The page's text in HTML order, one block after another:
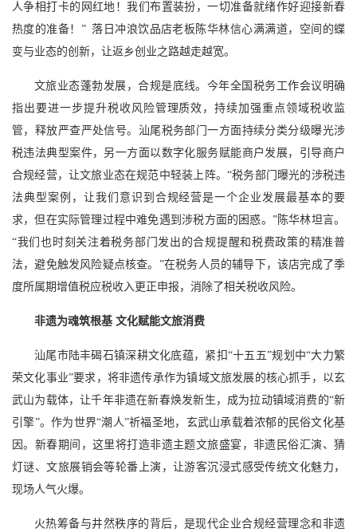
人争相打卡的网红地！我们布置装扮，一切准备就绪作好迎接新春
热度的准备！” 落日冲浪饮品店老板陈华林信心满满道，空间的蝶
变与业态的创新，让返乡创业之路越走越宽。
文旅业态蓬勃发展，合规是底线。今年全国税务工作会议明确
指出要进一步提升税收风险管理质效，持续加强重点领域税收监
管，释放严查严处信号。汕尾税务部门一方面持续分类分级曝光涉
税违法典型案件，另一方面以数字化服务赋能商户发展，引导商户
合规经营，让文旅业态在规范中轻装上阵。“税务部门曝光的涉税违
法典型案例，让我们意识到合规经营是一个企业发展最基本的要
求，但在实际管理过程中难免遇到涉税方面的困惑。”陈华林坦言。
“我们也时刻关注着税务部门发出的合规提醒和税费政策的精准普
法，避免触发风险疑点核查。”在税务人员的辅导下，该店完成了季
度所属期增值税应税收入更正申报，消除了相关税收风险。
非遗为魂筑根基 文化赋能文旅消费
汕尾市陆丰碣石镇深耕文化底蕴，紧扣“十五五”规划中“大力繁
荣文化事业”要求，将非遗传承作为镇域文旅发展的核心抓手，以玄
武山为载体，让千年非遗在新春焕发新生，成为拉动镇域消费的“新
引擎”。作为世界“潮人”祈福圣地，玄武山承载着浓郁的民俗文化基
因。新春期间，这里将打造非遗主题文旅盛宴，非遗民俗汇演、猜
灯谜、文旅展销会等轮番上演，让游客沉浸式感受传统文化魅力，
现场人气火爆。
火热筹备与井然秩序的背后，是现代企业合规经营理念和非遗